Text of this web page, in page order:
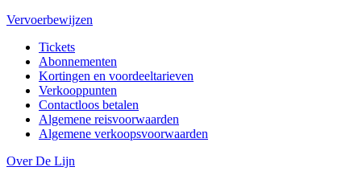
Vervoerbewijzen
Tickets
Abonnementen
Kortingen en voordeeltarieven
Verkooppunten
Contactloos betalen
Algemene reisvoorwaarden
Algemene verkoopsvoorwaarden
Over De Lijn